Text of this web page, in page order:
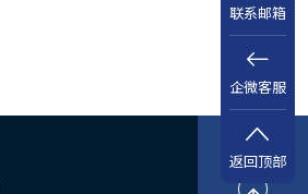
联系邮箱
企微客服
返回顶部